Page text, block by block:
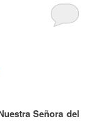
Señora del